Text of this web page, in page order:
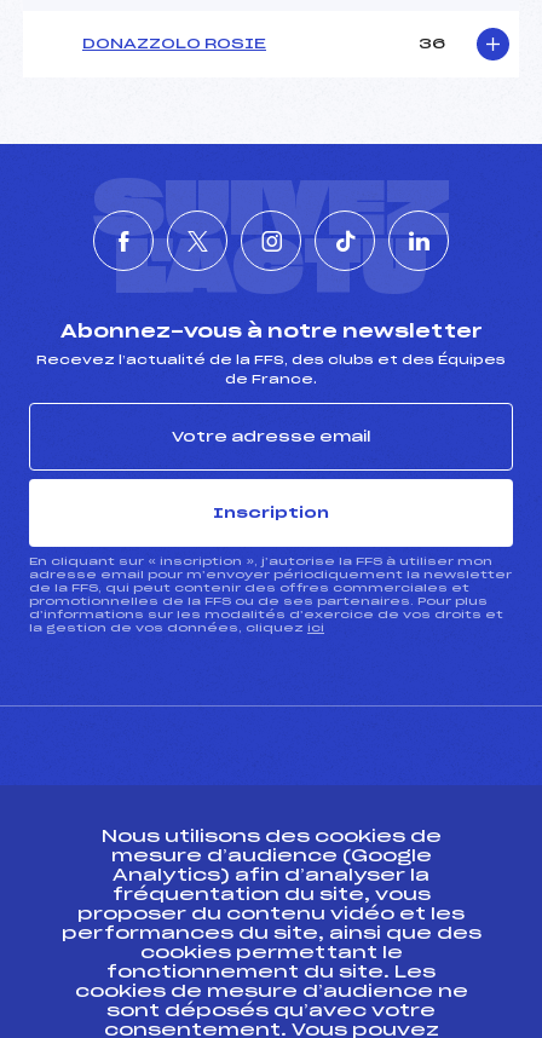
DONAZZOLO ROSIE 36
SUIVEZ
L'ACTU
Abonnez-vous à notre newsletter
Recevez l’actualité de la FFS, des clubs et des Équipes
de France.
Inscription
En cliquant sur « inscription », j’autorise la FFS à utiliser mon
adresse email pour m’envoyer périodiquement la newsletter
de la FFS, qui peut contenir des offres commerciales et
promotionnelles de la FFS ou de ses partenaires. Pour plus
d’informations sur les modalités d’exercice de vos droits et
la gestion de vos données, cliquez ici
Ressources
Pass’Neige
Projet sportif fédéral
Projet de performance fédéral
Antidopage
Nous utilisons des cookies de
mesure d’audience (Google
Analytics) afin d’analyser la
fréquentation du site, vous
proposer du contenu vidéo et les
performances du site, ainsi que des
cookies permettant le
fonctionnement du site. Les
cookies de mesure d’audience ne
sont déposés qu’avec votre
consentement. Vous pouvez